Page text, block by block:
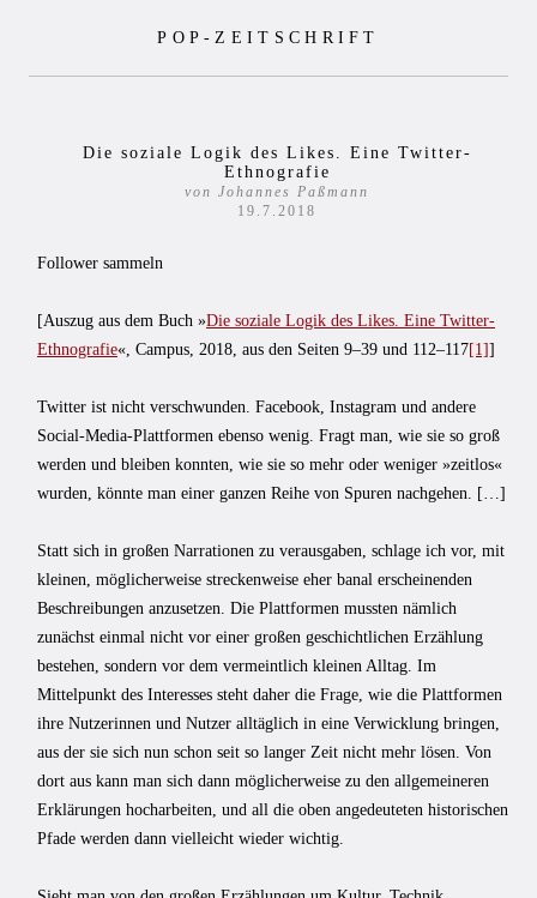
POP-ZEITSCHRIFT
Die soziale Logik des Likes. Eine Twitter-
Ethnografie
von Johannes Paßmann
19.7.2018
Follower sammeln
[Auszug aus dem Buch »Die soziale Logik des Likes. Eine Twitter-
Ethnografie«, Campus, 2018, aus den Seiten 9–39 und 112–117[1]]
Twitter ist nicht verschwunden. Facebook, Instagram und andere
Social-Media-Plattformen ebenso wenig. Fragt man, wie sie so groß
werden und bleiben konnten, wie sie so mehr oder weniger »zeitlos«
wurden, könnte man einer ganzen Reihe von Spuren nachgehen. […]
Statt sich in großen Narrationen zu verausgaben, schlage ich vor, mit
kleinen, möglicherweise streckenweise eher banal erscheinenden
Beschreibungen anzusetzen. Die Plattformen mussten nämlich
zunächst einmal nicht vor einer großen geschichtlichen Erzählung
bestehen, sondern vor dem vermeintlich kleinen Alltag. Im
Mittelpunkt des Interesses steht daher die Frage, wie die Plattformen
ihre Nutzerinnen und Nutzer alltäglich in eine Verwicklung bringen,
aus der sie sich nun schon seit so langer Zeit nicht mehr lösen. Von
dort aus kann man sich dann möglicherweise zu den allgemeineren
Erklärungen hocharbeiten, und all die oben angedeuteten historischen
Pfade werden dann vielleicht wieder wichtig.